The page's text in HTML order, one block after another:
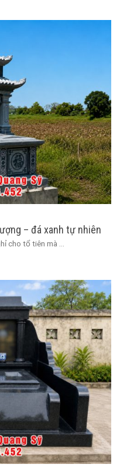
– đá xanh tự nhiên
cho tổ tiên mà ...